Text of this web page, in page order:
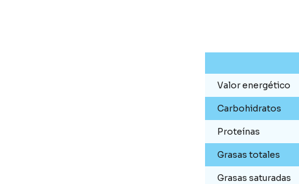
Valor energético
Carbohidratos
Proteínas
Grasas totales
Grasas saturadas